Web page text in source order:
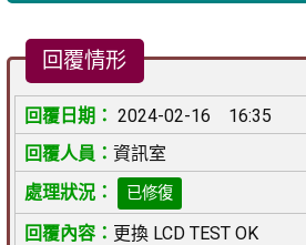
回覆情形
2024-02-16 16:35
資訊室
已修復
更換 LCD TEST OK